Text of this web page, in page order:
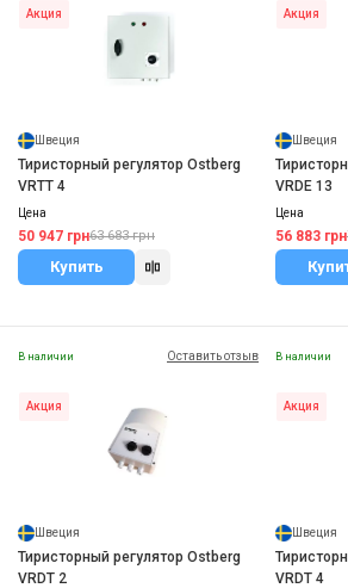
Акция
Швеция
Тиристорный регулятор Ostberg
VRTT 4
Цена
50 947 грн63 683 грн
Купить
Акция
Швеция
VRDE 13
Цена
56 883 грн
В наличии Оставить отзыв
Акция
Швеция
Тиристорный регулятор Ostberg
VRDT 2
В наличии
Акция
Швеция
VRDT 4